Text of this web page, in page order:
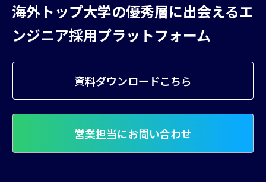
海外トップ大学の優秀層に出会えるエ
ンジニア採用プラットフォーム
資料ダウンロードこちら
営業担当にお問い合わせ